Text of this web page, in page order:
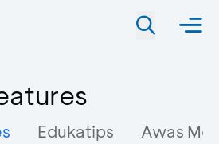
Edukatips Awas